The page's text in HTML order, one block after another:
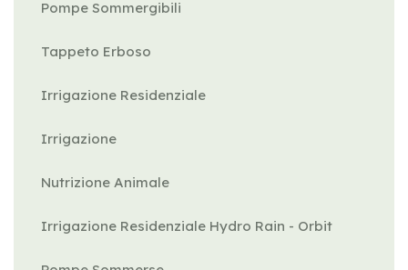
Pompe Sommergibili
Tappeto Erboso
Irrigazione Residenziale
Irrigazione
Nutrizione Animale
Irrigazione Residenziale Hydro Rain - Orbit